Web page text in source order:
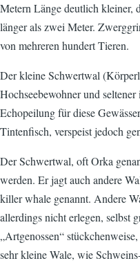
Metern Länge deutlich kleiner,
länger als zwei Meter.
von mehreren hundert Tieren.
Der kleine Schwertwal
Hochseebewohner und
Echopeilung für diese
Tintenfisch, verspeist jedoch
Der Schwertwal, oft Orka
werden. Er jagt auch andere
killer whale genannt. Andere
allerdings nicht erlegen, selbst
„Artgenossen“
sehr kleine Wale, wie